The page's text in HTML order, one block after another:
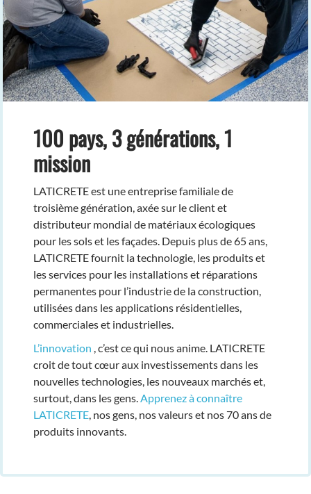
100 pays, 3 générations, 1
mission
LATICRETE est une entreprise familiale de
troisième génération, axée sur le client et
distributeur mondial de matériaux écologiques
pour les sols et les façades. Depuis plus de 65 ans,
LATICRETE fournit la technologie, les produits et
les services pour les installations et réparations
permanentes pour l’industrie de la construction,
utilisées dans les applications résidentielles,
commerciales et industrielles.
L’innovation , c’est ce qui nous anime. LATICRETE
croit de tout cœur aux investissements dans les
nouvelles technologies, les nouveaux marchés et,
surtout, dans les gens.Apprenez à connaître
LATICRETE, nos gens, nos valeurs et nos 70 ans de
produits innovants.